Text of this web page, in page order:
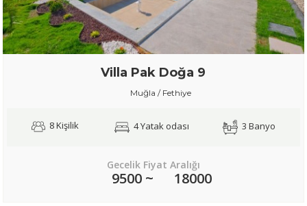
Villa Pak Doğa 9
Muğla / Fethiye
8 Kişilik 4 Yatak odası 3 Banyo
Gecelik Fiyat Aralığı
9500 ~ 18000